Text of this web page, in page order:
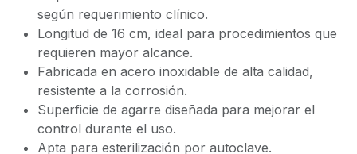
según requerimiento clínico.
Longitud de 16 cm, ideal para procedimientos que
requieren mayor alcance.
Fabricada en acero inoxidable de alta calidad,
resistente a la corrosión.
Superficie de agarre diseñada para mejorar el
control durante el uso.
Apta para esterilización por autoclave.